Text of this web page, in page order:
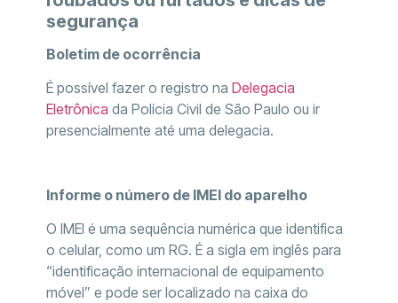
segurança
Boletim de ocorrência
É possível fazer o registro na Delegacia
Eletrônica da Polícia Civil de São Paulo ou ir
presencialmente até uma delegacia.
Informe o número de IMEI do aparelho
O IMEI é uma sequência numérica que identifica
o celular, como um RG. É a sigla em inglês para
“identificação internacional de equipamento
móvel” e pode ser localizado na caixa do